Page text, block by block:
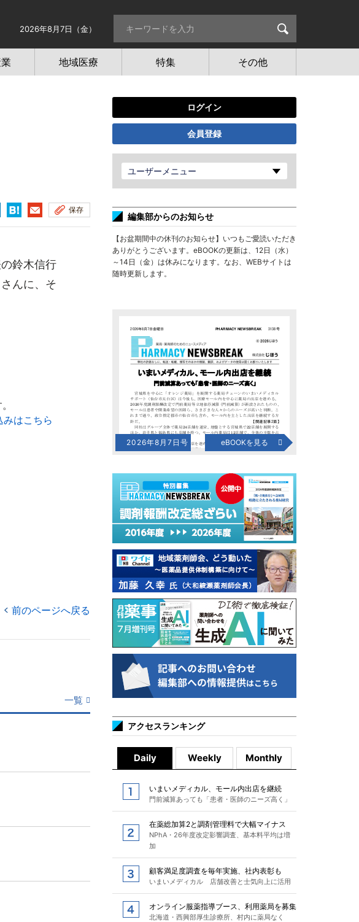
2026年8月7日（金）
地域医療 特集 その他
保存
鈴木信行
んに、そ
はこちら
前のページへ戻る
一覧
ログイン
会員登録
ユーザーメニュー
編集部からのお知らせ
【お盆期間中の休刊のお知らせ】いつもご愛読いただき
ありがとうございます。eBOOKの更新は、12日（水）
～14日（金）は休みになります。なお、WEBサイトは
随時更新します。
2026年8月7日号 eBOOKを見る
アクセスランキング
Daily Weekly Monthly
いまいメディカル、モール内出店を継続
門前減算あっても「患者・医師のニーズ高く」
在薬総加算2と調剤管理料で大幅マイナス
NPhA・26年度改定影響調査、基本料平均は増
加
顧客満足度調査を毎年実施、社内表彰も
いまいメディカル 店舗改善と士気向上に活用
オンライン服薬指導ブース、利用薬局を募集
北海道・西興部厚生診療所、村内に薬局なく